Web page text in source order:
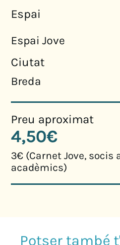
Espai
Espai Jove
Ciutat
Breda
Preu aproximat
4,50€
3€ (Carnet Jove, socis
acadèmics)